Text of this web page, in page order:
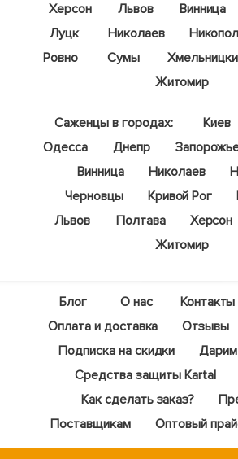
Херсон
Львов Винница
Луцк
Николаев
Ровно
Сумы
Житомир
Саженцы в городах: Киев
Одесса
Днепр
Винница
Николаев
Черновцы
Кривой Рог
Львов
Полтава Херсон
Житомир
Блог О нас Контакты
Оплата и доставка
Отзывы
Подписка на скидки
Средства защиты Kartal
Как сделать заказ?
Поставщикам
Оптовый